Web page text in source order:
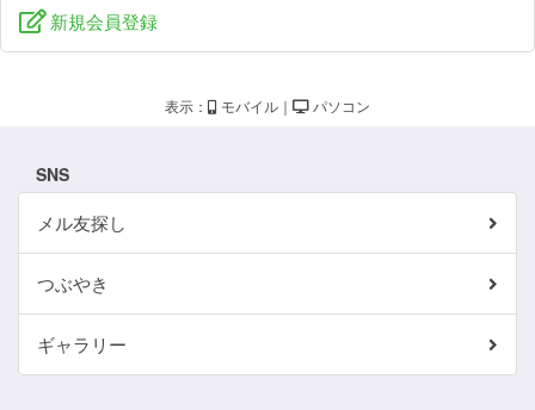
新規会員登録
表示： モバイル ｜ パソコン
SNS
メル友探し
つぶやき
ギャラリー